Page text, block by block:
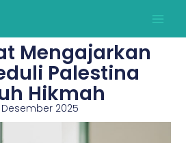
Mengajarkan
Palestina
Hikmah
2025